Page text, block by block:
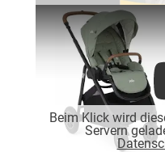
Beim Klick wird
Servern